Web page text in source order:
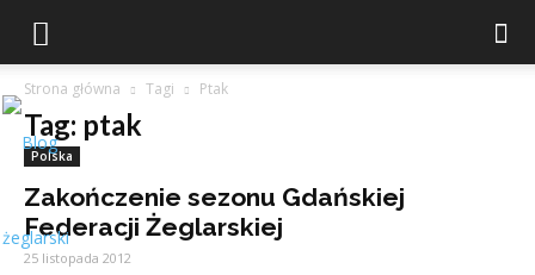
Strona główna Tagi Ptak
Tag: ptak
Polska
Zakończenie sezonu Gdańskiej
Federacji Żeglarskiej
25 listopada 2012